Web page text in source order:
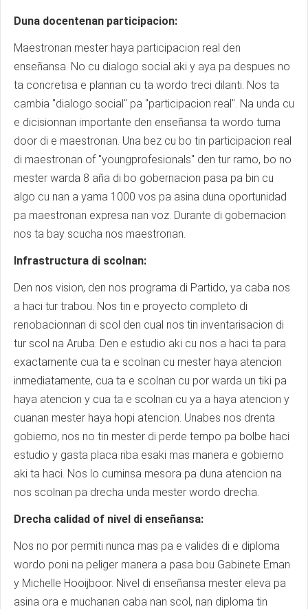
Duna docentenan participacion:
Maestronan mester haya participacion real den
enseñansa. No cu dialogo social aki y aya pa despues no
ta concretisa e plannan cu ta wordo treci dilanti. Nos ta
cambia "dialogo social" pa "participacion real". Na unda cu
e dicisionnan importante den enseñansa ta wordo tuma
door di e maestronan. Una bez cu bo tin participacion real
di maestronan of "youngprofesionals" den tur ramo, bo no
mester warda 8 aña di bo gobernacion pasa pa bin cu
algo cu nan a yama 1000 vos pa asina duna oportunidad
pa maestronan expresa nan voz. Durante di gobernacion
nos ta bay scucha nos maestronan.
Infrastructura di scolnan:
Den nos vision, den nos programa di Partido, ya caba nos
a haci tur trabou. Nos tin e proyecto completo di
renobacionnan di scol den cual nos tin inventarisacion di
tur scol na Aruba. Den e estudio aki cu nos a haci ta para
exactamente cua ta e scolnan cu mester haya atencion
inmediatamente, cua ta e scolnan cu por warda un tiki pa
haya atencion y cua ta e scolnan cu ya a haya atencion y
cuanan mester haya hopi atencion. Unabes nos drenta
gobierno, nos no tin mester di perde tempo pa bolbe haci
estudio y gasta placa riba esaki mas manera e gobierno
aki ta haci. Nos lo cuminsa mesora pa duna atencion na
nos scolnan pa drecha unda mester wordo drecha.
Drecha calidad of nivel di enseñansa:
Nos no por permiti nunca mas pa e valides di e diploma
wordo poni na peliger manera a pasa bou Gabinete Eman
y Michelle Hooijboor. Nivel di enseñansa mester eleva pa
asina ora e muchanan caba nan scol, nan diploma tin